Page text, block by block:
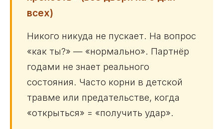
всех)
Никого никуда не пускает. На вопрос
«как ты?» — «нормально». Партнёр
годами не знает реального
состояния. Часто корни в детской
травме или предательстве, когда
«открыться» = «получить удар».